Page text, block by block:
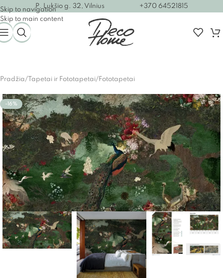
Skip to navigation
Skip to main content
P. Lukšio g. 32, Vilnius +370 64521815
Pradžia/ Tapetai ir Fototapetai/Fototapetai
-16%